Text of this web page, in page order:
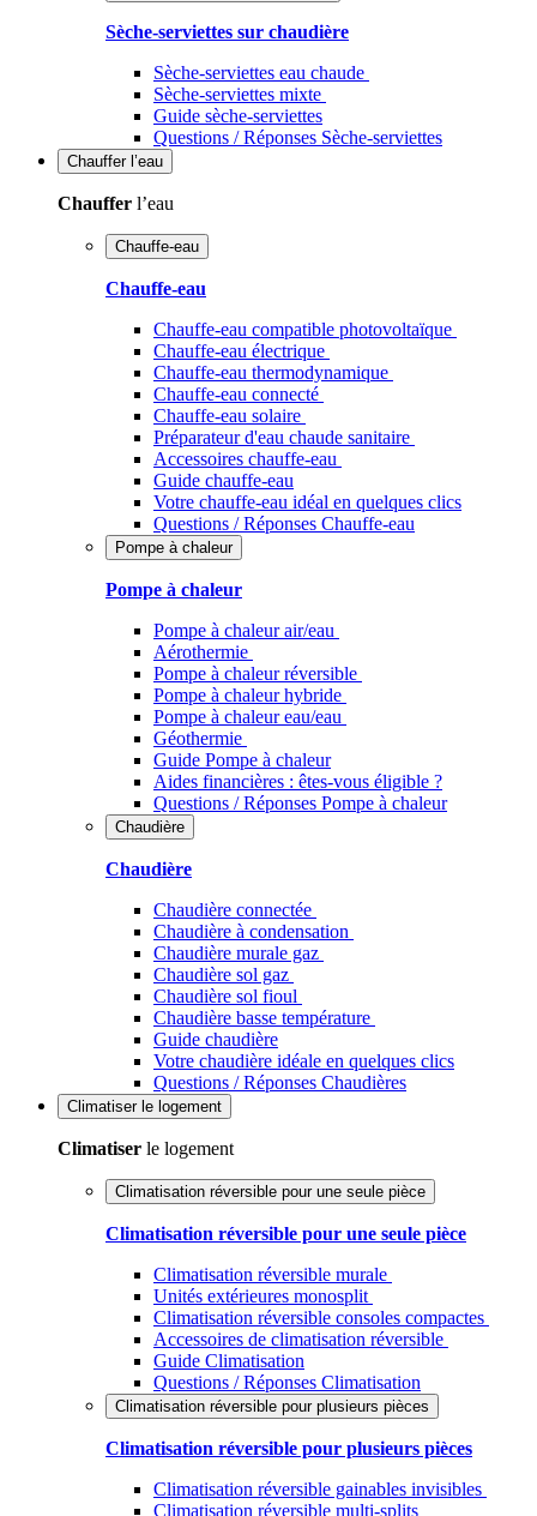
Sèche-serviettes sur chaudière
Sèche-serviettes eau chaude
Sèche-serviettes mixte
Guide sèche-serviettes
Questions / Réponses Sèche-serviettes
Chauffer l’eau
Chauffer l’eau
Chauffe-eau
Chauffe-eau
Chauffe-eau compatible photovoltaïque
Chauffe-eau électrique
Chauffe-eau thermodynamique
Chauffe-eau connecté
Chauffe-eau solaire
Préparateur d'eau chaude sanitaire
Accessoires chauffe-eau
Guide chauffe-eau
Votre chauffe-eau idéal en quelques clics
Questions / Réponses Chauffe-eau
Pompe à chaleur
Pompe à chaleur
Pompe à chaleur air/eau
Aérothermie
Pompe à chaleur réversible
Pompe à chaleur hybride
Pompe à chaleur​ eau/eau
Géothermie
Guide Pompe à chaleur
Aides financières : êtes-vous éligible ?
Questions / Réponses Pompe à chaleur
Chaudière
Chaudière
Chaudière connectée
Chaudière à condensation
Chaudière murale gaz
Chaudière sol gaz
Chaudière sol fioul
Chaudière basse température
Guide chaudière
Votre chaudière idéale en quelques clics
Questions / Réponses Chaudières
Climatiser le logement
Climatiser le logement
Climatisation réversible pour une seule pièce
Climatisation réversible pour une seule pièce
Climatisation réversible murale
Unités extérieures monosplit
Climatisation réversible consoles compactes
Accessoires de climatisation réversible
Guide Climatisation
Questions / Réponses Climatisation
Climatisation réversible pour plusieurs pièces
Climatisation réversible pour plusieurs pièces
Climatisation réversible gainables invisibles
Climatisation réversible multi-splits